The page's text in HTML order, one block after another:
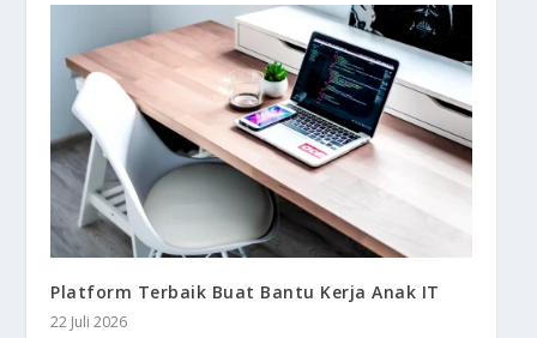
Platform Terbaik Buat Bantu Kerja Anak IT
22 Juli 2026